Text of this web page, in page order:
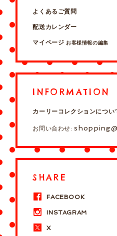
よくあるご質問
配送カレンダー
マイページ お客様情報の編集
INFORMATION
カーリーコレクションについ
お問い合わせ:
SHARE
FACEBOOK
INSTAGRAM
X